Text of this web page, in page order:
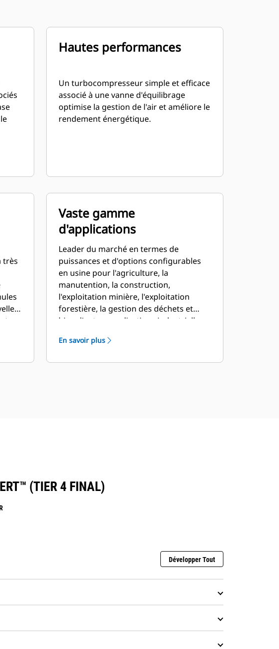
Hautes performances
Un turbocompresseur simple et efficace
associé à une vanne d'équilibrage
optimise la gestion de l'air et améliore le
rendement énergétique.
très
Vaste gamme
d'applications
Leader du marché en termes de
puissances et d'options configurables
en usine pour l'agriculture, la
manutention, la construction,
l'exploitation minière, l'exploitation
forestière, la gestion des déchets et
bien d'autres applications industrielles.
En savoir plus
(TIER 4 FINAL)
Développer Tout